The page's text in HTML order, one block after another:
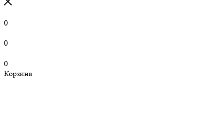
0
0
0
Корзина